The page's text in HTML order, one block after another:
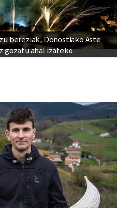
bereziak, Donostiako Aste
gozatu ahal izateko